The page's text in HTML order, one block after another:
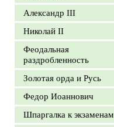
Александр III
Николай II
Феодальная
раздробленность
Золотая орда и Русь
Федор Иоаннович
Шпаргалка к экзаменам